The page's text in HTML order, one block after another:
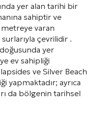
yer alan tarihi bir
sahiptir ve
metreye varan
çevrilidir .
yer
ev sahipliği
ve Silver Beach
yapmaktadır; ayrıca
da bölgenin tarihsel